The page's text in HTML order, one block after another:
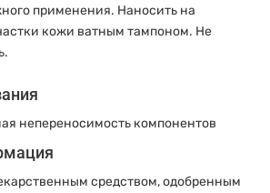
применения. Наносить на
кожи ватным тампоном. Не
непереносимость компонентов
средством, одобренным